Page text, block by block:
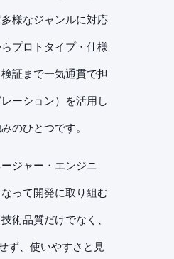
様なジャンルに対応
プロトタイプ・仕様
証まで一気通貫で担
ーション）を活用し
のひとつです。
ジャー・エンジニ
って開発に取り組む
術品質だけでなく、
ず、使いやすさと見